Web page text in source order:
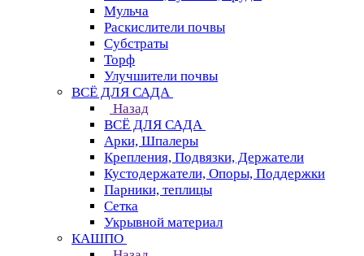
Мульча
Раскислители почвы
Субстраты
Торф
Улучшители почвы
ВСЁ ДЛЯ САДА
Назад
ВСЁ ДЛЯ САДА
Арки, Шпалеры
Крепления, Подвязки, Держатели
Кустодержатели, Опоры, Поддержки
Парники, теплицы
Сетка
Укрывной материал
КАШПО